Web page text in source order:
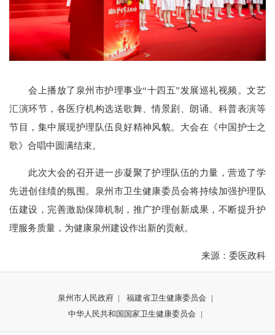
会上播放了泉州市护理事业“十四五”发展巡礼视频。文艺
汇演环节，各医疗机构选送歌舞、情景剧、朗诵、科普表演等
节目，集中展现护理队伍良好精神风貌。大会在《中国护士之
歌》合唱中圆满结束。
此次大会的召开进一步凝聚了护理队伍的力量，营造了学
先进创佳绩的氛围。泉州市卫生健康委员会将持续加强护理队
伍建设，完善激励保障机制，推广护理创新成果，不断提升护
理服务质量，为健康泉州建设作出新的贡献。
来源：委医政科
泉州市人民政府 | 福建省卫生健康委员会
|
中华人民共和国国家卫生健康委员会
|